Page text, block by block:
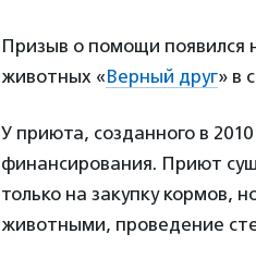
Призыв о помощи появился
животных «Верный друг» в
У приюта, созданного в
финансирования. Приют
только на закупку кормов,
животными, проведение